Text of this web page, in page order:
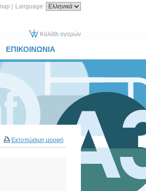
Language:
Καλάθι αγορών
ΕΠΙΚΟΙΝΩΝΙΑ
Εκτυπώσιμη μορφή